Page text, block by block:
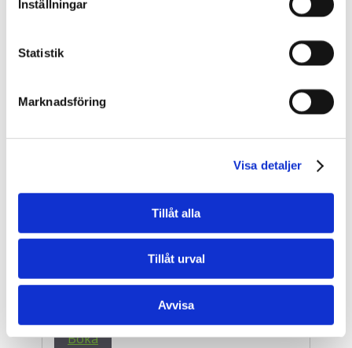
Inställningar
Statistik
Marknadsföring
Visa detaljer
Tillåt alla
Tillåt urval
Avvisa
Boka
BAS P/U - Byggarbetsmiljösamordnare (2
Stockholm Sickla
10 400 kr exkl. moms
BAS P/U - Byggarbetsmiljösamordnare (2
dagar)
2026-08-10- 2026-08-11
exkl. moms
Boka